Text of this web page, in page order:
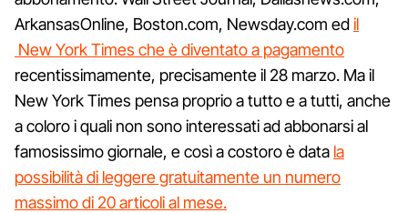
ArkansasOnline, Boston.com, Newsday.com edil
New York Times che è diventato a pagamento
recentissimamente, precisamente il 28 marzo. Ma il
New York Times pensa proprio a tutto e a tutti, anche
a coloro i quali non sono interessati ad abbonarsi al
famosissimo giornale, e così a costoro è data la
possibilità di leggere gratuitamente un numero
massimo di 20 articoli al mese.